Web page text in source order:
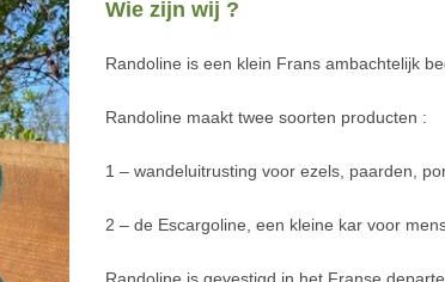
Wie zijn wij ?
Randoline is een klein Frans ambachtelijk
Randoline maakt twee soorten producten :
1 – wandeluitrusting voor ezels, paarden,
2 – de Escargoline, een kleine kar voor